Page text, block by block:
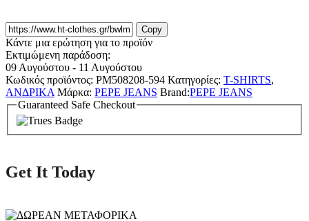
Copy
Κάντε μια ερώτηση για το προϊόν
Εκτιμώμενη παράδοση:
09 Αυγούστου - 11 Αυγούστου
Κωδικός προϊόντος: PM508208-594 Κατηγορίες: T-SHIRTS,
ΑΝΔΡΙΚΑ Μάρκα: PEPE JEANS Brand:PEPE JEANS
Guaranteed Safe Checkout
Get It Today